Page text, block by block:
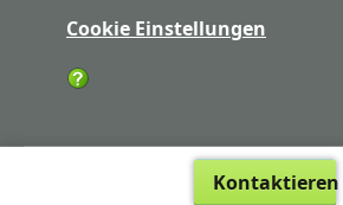
Cookie Einstellungen
Kontaktieren